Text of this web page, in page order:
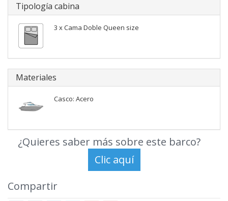
Tipología cabina
3 x Cama Doble Queen size
Materiales
Casco: Acero
¿Quieres saber más sobre este barco?
Compartir